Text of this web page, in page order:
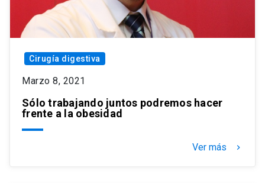
Cirugía digestiva
Marzo 8, 2021
Sólo trabajando juntos podremos hacer
frente a la obesidad
Ver más keyboard_arrow_right